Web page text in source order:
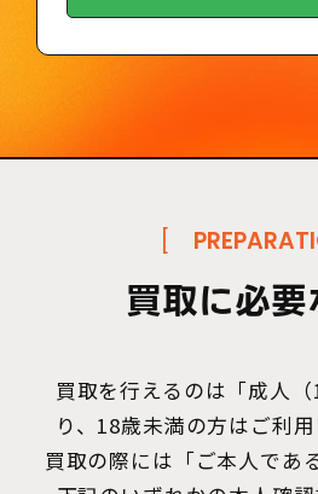
買取に必
買取を行えるのは「成人
り、18歳未満の方はご利用
買取の際には「ご本人であ